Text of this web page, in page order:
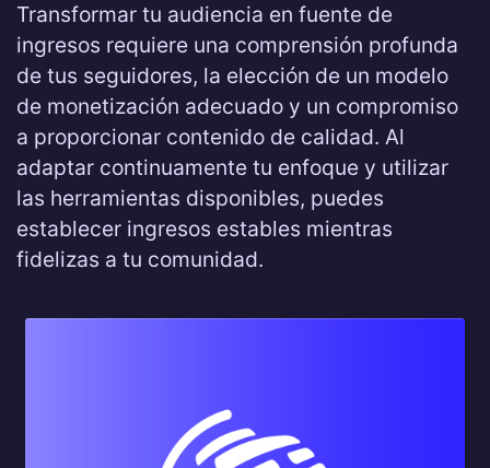
Transformar tu audiencia en fuente de
ingresos requiere una comprensión profunda
de tus seguidores, la elección de un modelo
de monetización adecuado y un compromiso
a proporcionar contenido de calidad. Al
adaptar continuamente tu enfoque y utilizar
las herramientas disponibles, puedes
establecer ingresos estables mientras
fidelizas a tu comunidad.